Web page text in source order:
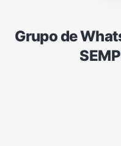
Educação
Grupo de